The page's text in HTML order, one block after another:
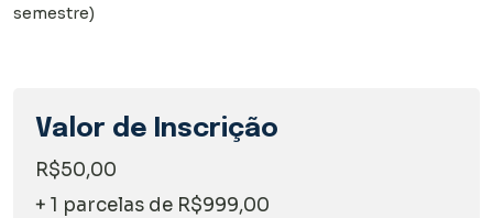
semestre)
Valor de Inscrição
R$50,00
+ 1 parcelas de R$999,00